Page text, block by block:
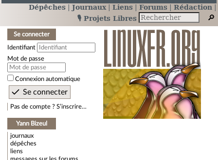
Dépêches Journaux Liens Forums
Rédaction
🎙️ Projets Libres
Se connecter
Identifiant
Mot de passe
Connexion automatique
Pas de compte ? S’inscrire…
Yann Bizeul
journaux
dépêches
liens